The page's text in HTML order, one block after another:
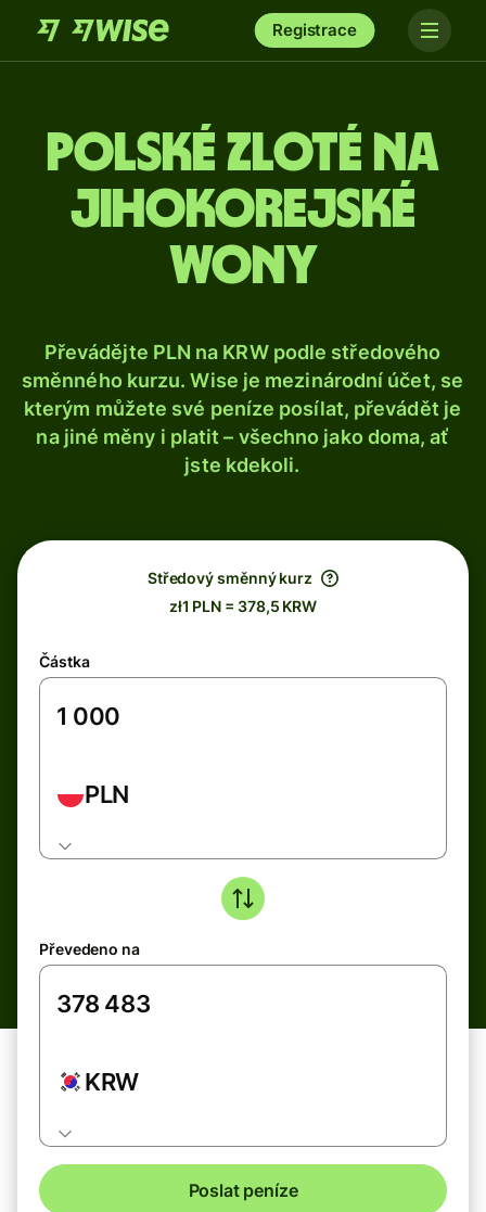
Registrace
Polské zloté na
jihokorejské
wony
Převádějte PLN na KRW podle středového
směnného kurzu. Wise je mezinárodní účet, se
kterým můžete své peníze posílat, převádět je
na jiné měny i platit – všechno jako doma, ať
jste kdekoli.
Středový směnný kurz
zł1 PLN = 378,5 KRW
Částka
PLN
Převedeno na
KRW
Poslat peníze